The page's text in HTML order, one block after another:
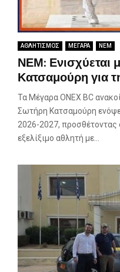
ΑΘΛΗΤΙΣΜΟΣ ΜΕΓΑΡΑ ΝΕΜ
ΝΕΜ: Ενισχύεται
Κατσαμούρη για
Τα Μέγαρα ONEX BC
Σωτήρη Κατσαμούρη
2026-2027, προσθέτοντας
εξελίξιμο αθλητή με...